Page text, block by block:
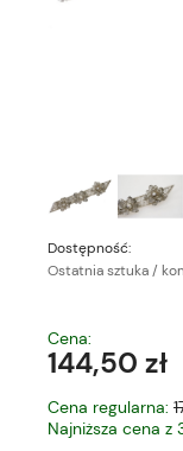
Dostępność:
Ostatnia sztuka /
Cena nie
Cena:
144,50 zł
Cena regularna:
Najniższa cena z